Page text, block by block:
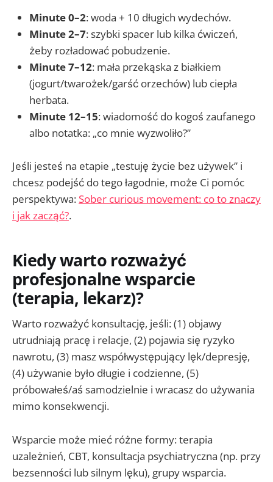
Minute 0–2: woda + 10 długich wydechów.
Minute 2–7: szybki spacer lub kilka ćwiczeń,
żeby rozładować pobudzenie.
Minute 7–12: mała przekąska z białkiem
(jogurt/twarożek/garść orzechów) lub ciepła
herbata.
Minute 12–15: wiadomość do kogoś zaufanego
albo notatka: „co mnie wyzwoliło?”
Jeśli jesteś na etapie „testuję życie bez używek” i
chcesz podejść do tego łagodnie, może Ci pomóc
perspektywa: Sober curious movement: co to znaczy
i jak zacząć?.
Kiedy warto rozważyć
profesjonalne wsparcie
(terapia, lekarz)?
Warto rozważyć konsultację, jeśli: (1) objawy
utrudniają pracę i relacje, (2) pojawia się ryzyko
nawrotu, (3) masz współwystępujący lęk/depresję,
(4) używanie było długie i codzienne, (5)
próbowałeś/aś samodzielnie i wracasz do używania
mimo konsekwencji.
Wsparcie może mieć różne formy: terapia
uzależnień, CBT, konsultacja psychiatryczna (np. przy
bezsenności lub silnym lęku), grupy wsparcia.